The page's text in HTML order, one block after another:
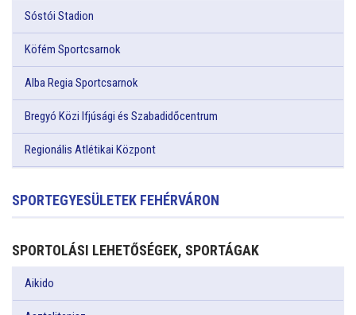
Sóstói Stadion
Köfém Sportcsarnok
Alba Regia Sportcsarnok
Bregyó Közi Ifjúsági és Szabadidőcentrum
Regionális Atlétikai Központ
SPORTEGYESÜLETEK FEHÉRVÁRON
SPORTOLÁSI LEHETŐSÉGEK, SPORTÁGAK
Aikido